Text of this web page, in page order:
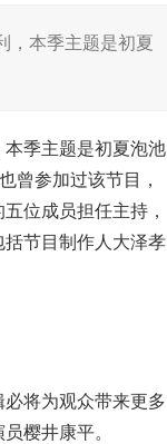
，本季主题是初夏
本季主题是初夏泡池
曾参加过该节目，
位成员担任主持，
节目制作人大泽孝
将为观众带来更多
樱井康平。